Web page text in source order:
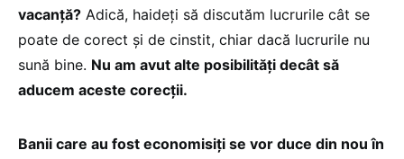
vacanță? Adică, haideți să discutăm lucrurile cât se
poate de corect și de cinstit, chiar dacă lucrurile nu
sună bine. Nu am avut alte posibilități decât să
aducem aceste corecții.
Banii care au fost economisiți se vor duce din nou în